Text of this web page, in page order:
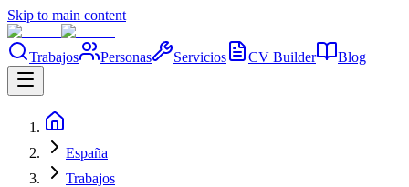
Skip to main content
Trabajos Personas Servicios CV Builder Blog
España
Trabajos